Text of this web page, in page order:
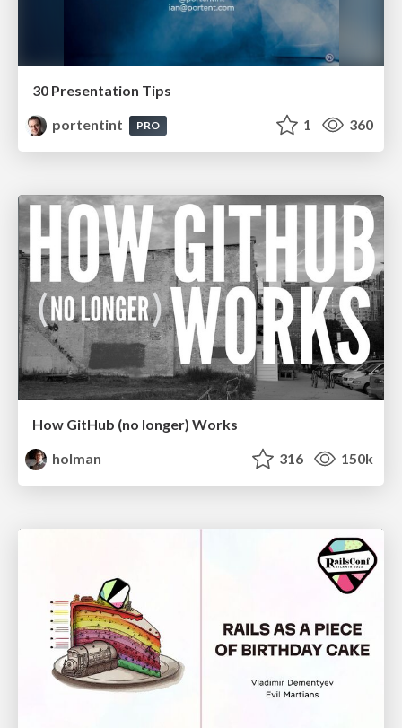
30 Presentation Tips
portentint
PRO 1 360
How GitHub (no longer) Works
holman
316 150k